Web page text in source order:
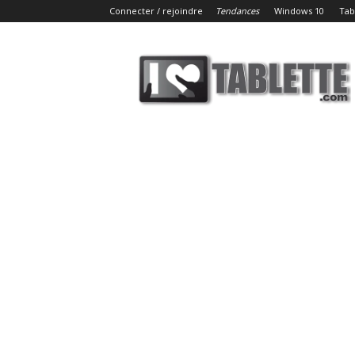
Connecter / rejoindre Tendances Windows 10